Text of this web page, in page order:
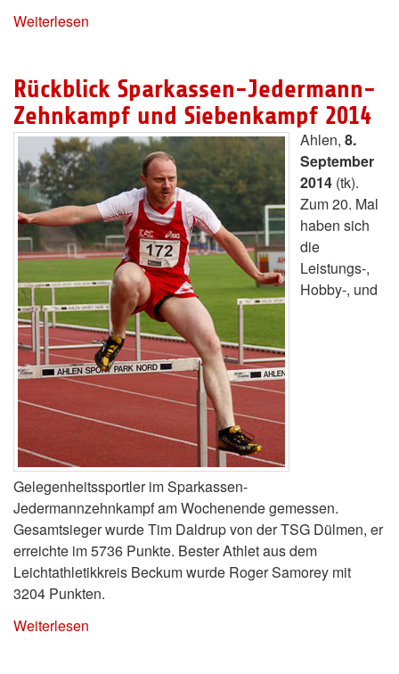
Weiterlesen
Rückblick Sparkassen-Jedermann-
Zehnkampf und Siebenkampf 2014
Ahlen, 8.
September
2014 (tk).
Zum 20. Mal
haben sich
die
Leistungs-,
Hobby-, und
Gelegenheitssportler im Sparkassen-
Jedermannzehnkampf am Wochenende gemessen.
Gesamtsieger wurde Tim Daldrup von der TSG Dülmen, er
erreichte im 5736 Punkte. Bester Athlet aus dem
Leichtathletikkreis Beckum wurde Roger Samorey mit
3204 Punkten.
Weiterlesen